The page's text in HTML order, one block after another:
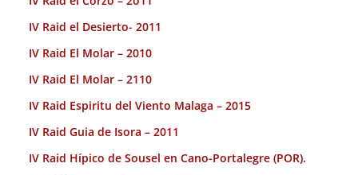
IV Raid el Desierto- 2011
IV Raid El Molar – 2010
IV Raid El Molar – 2110
IV Raid Espiritu del Viento Malaga – 2015
IV Raid Guia de Isora – 2011
IV Raid Hípico de Sousel en Cano-Portalegre (POR).